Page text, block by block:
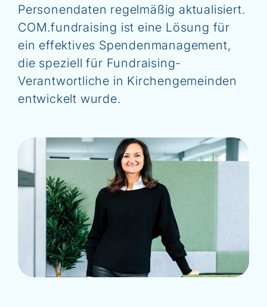
Personendaten regelmäßig aktualisiert.
COM.fundraising ist eine Lösung für
ein effektives Spendenmanagement,
die speziell für Fundraising-
Verantwortliche in Kirchengemeinden
entwickelt wurde.